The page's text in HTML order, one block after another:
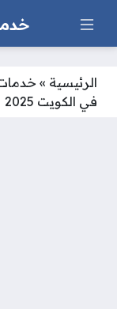
الرئيسية »
في الكويت 2025